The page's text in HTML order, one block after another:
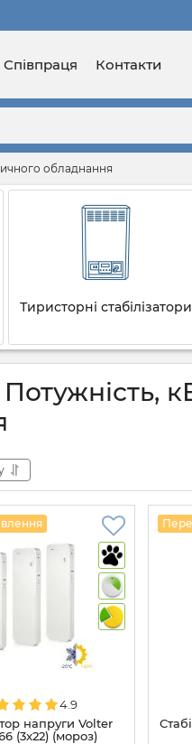
Співпраця Контакти
обладнання
Тиристорні стабілізатори
Потужність,
4.9
напруги Volter
(3x22) (мороз)